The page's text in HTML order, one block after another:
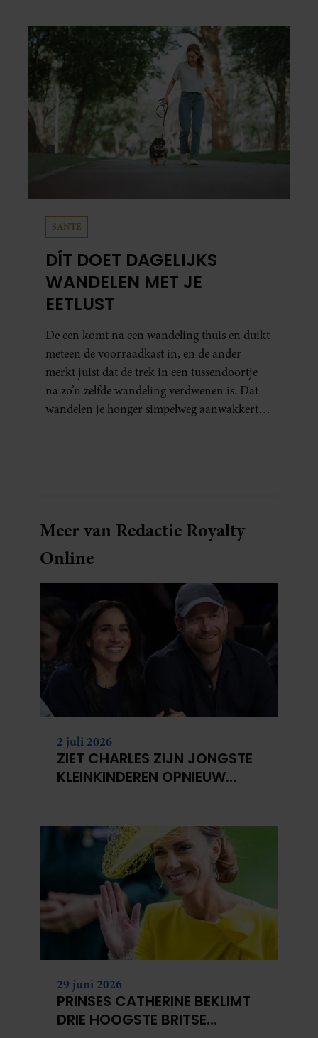
SANTE
DÍT DOET DAGELIJKS
WANDELEN MET JE
EETLUST
De een komt na een wandeling thuis en duikt
meteen de voorraadkast in, en de ander
merkt juist dat de trek in een tussendoortje
na zo’n zelfde wandeling verdwenen is. Dat
wandelen je honger simpelweg aanwakkert,
Meer van Redactie Royalty
Online
2 juli 2026
ZIET CHARLES ZIJN JONGSTE
KLEINKINDEREN OPNIEUW
29 juni 2026
PRINSES CATHERINE BEKLIMT
DRIE HOOGSTE BRITSE